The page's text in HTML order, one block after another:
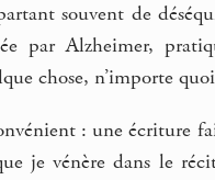
souvent de
par Alzheimer,
chose, n’importe
: une écriture
je vénère dans le